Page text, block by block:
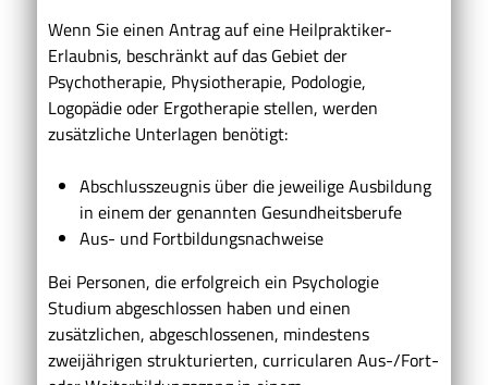
Wenn Sie einen Antrag auf eine Heilpraktiker-
Erlaubnis, beschränkt auf das Gebiet der
Psychotherapie, Physiotherapie, Podologie,
Logopädie oder Ergotherapie stellen, werden
zusätzliche Unterlagen benötigt:
Abschlusszeugnis über die jeweilige Ausbildung
in einem der genannten Gesundheitsberufe
Aus- und Fortbildungsnachweise
Bei Personen, die erfolgreich ein Psychologie
Studium abgeschlossen haben und einen
zusätzlichen, abgeschlossenen, mindestens
zweijährigen strukturierten, curricularen Aus-/Fort-